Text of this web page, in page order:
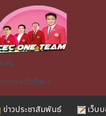
าญ
รการอาชีวศึกษา
ข่าวประชาสัมพันธ์ เว็บ